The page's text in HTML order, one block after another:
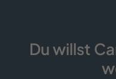
Du willst